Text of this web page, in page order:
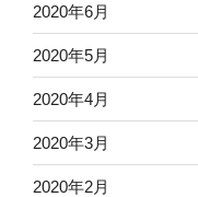
2020年6月
2020年5月
2020年4月
2020年3月
2020年2月